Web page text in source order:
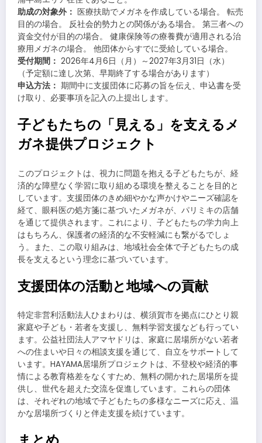
助成の対象外： 医療扶助でメガネを作成している場合。 転売
目的の場合。 反社会的勢力との関係がある場合。 第三者への
資金交付が目的の場合。 健康保険等の療養費が適用される治
療用メガネの場合。 他団体からすでに受給している場合。
受付期間： 2026年4月6日（月）～2027年3月31日（水）
（予定額に達し次第、早期終了する場合があります）
申込方法： 期間中に支援団体に応募の旨を伝え、申込書を受
け取り、必要事項を記入の上提出します。
子どもたちの「見える」を支えるメ
ガネ提供プロジェクト
このプロジェクトは、視力に問題を抱える子どもたちが、経
済的な障壁なく学習に取り組める環境を整えることを目的と
しています。支援団体のきめ細やかな声かけやニーズ確認を
経て、眼科医の処方箋に基づいたメガネが、パリミキの店舗
を通じて提供されます。これにより、子どもたちの学力向上
はもちろん、保護者の経済的な不安軽減にも繋がるでしょ
う。また、この取り組みは、地域社会全体で子どもたちの成
長を支えるという理念に基づいています。
支援団体の活動と地域への貢献
特定非営利活動法人ひまわりは、横須賀市を拠点にひとり親
家庭や子ども・若者を支援し、無料学習支援なども行ってい
ます。公益社団法人アマヤドリは、家庭に居場所がない若者
への住まいや日々の相談支援を通じて、自立をサポートして
います。HAYAMA居場所プロジェクトは、不登校や経済的事
情による教育格差をなくすため、無料の開かれた居場所を提
供し、世代を超えた交流を促進しています。これらの団体
は、それぞれの地域で子どもたちの多様なニーズに応え、温
かな居場所づくりと伴走支援を続けています。